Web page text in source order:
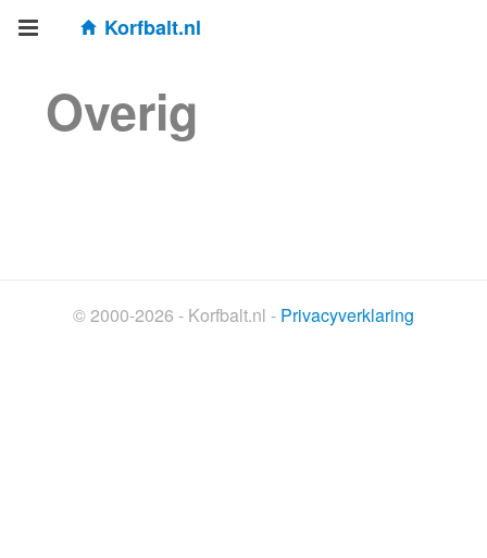
Korfbalt.nl
Overig
© 2000-2026 - Korfbalt.nl - Privacyverklaring